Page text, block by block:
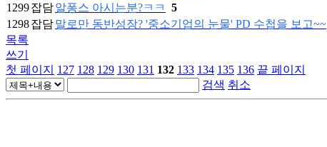
1299잡담알퐁스 아시는분?ㅋㅋ 5
1298잡담말로만 동반성장? '중소기업의 눈물' PD 수첩을 보고~~
목록
쓰기
첫 페이지
127 128 129 130 131 132 133 134 135 136 끝 페이지
검색 취소